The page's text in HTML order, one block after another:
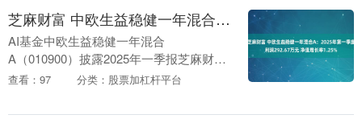
芝麻财富 中欧生益稳健一年混合A：2025年第一季度利润292.67万元 净值增长率1.25%
AI基金中欧生益稳健一年混合
A（010900）披露2025年一季报芝麻财
富，第一季度基金利润292.67万元，加权
内，....
查看：97 分类：股票加杠杆平台